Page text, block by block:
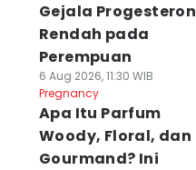
Gejala Progesteron
Rendah pada
Perempuan
6 Aug 2026, 11:30 WIB
Pregnancy
Apa Itu Parfum
Woody, Floral, dan
Gourmand? Ini